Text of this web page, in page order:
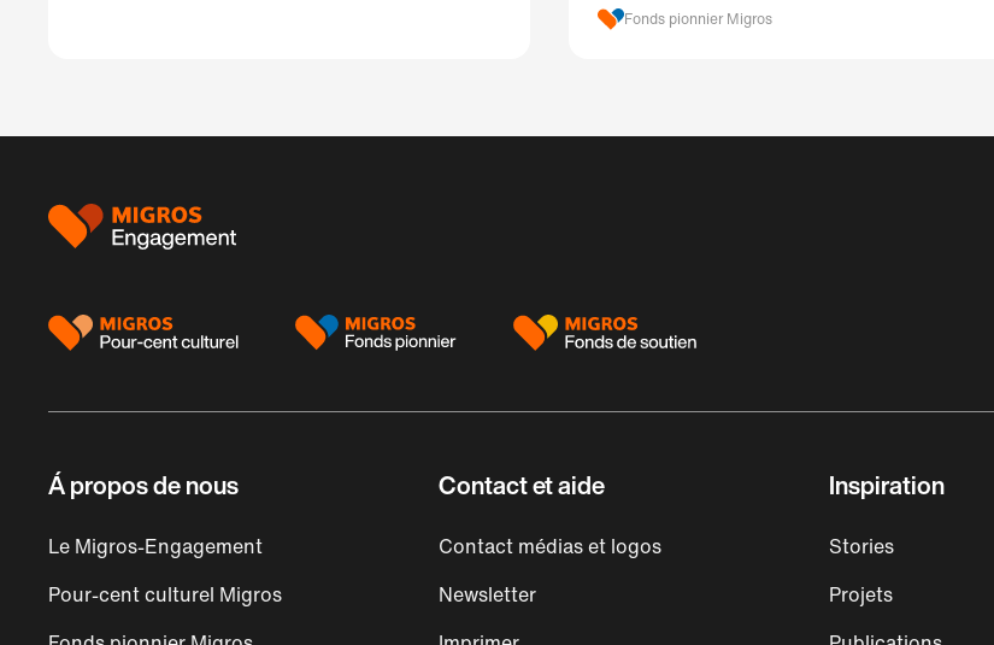
Fonds pionnier Migros
Á propos de nous
Le Migros-Engagement
Pour-cent culturel Migros
Contact et aide
Contact médias et logos
Newsletter
Inspiration
Stories
Projets